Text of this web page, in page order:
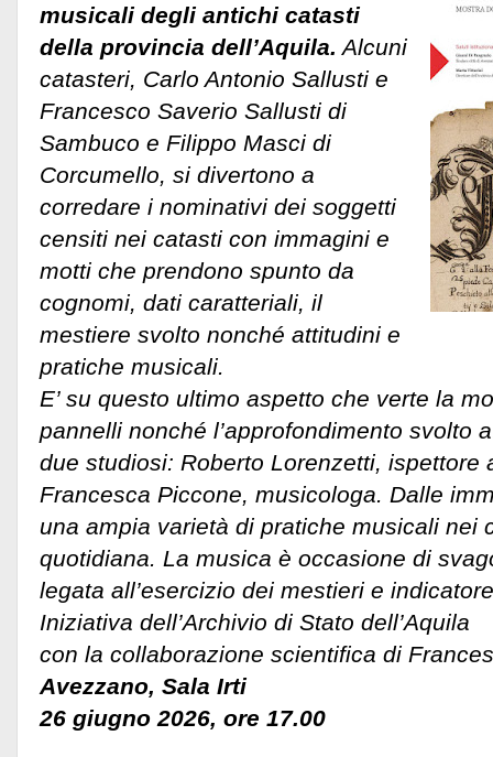
musicali degli antichi catasti
della provincia dell’Aquila. Alcuni
catasteri, Carlo Antonio Sallusti e
Francesco Saverio Sallusti di
Sambuco e Filippo Masci di
Corcumello, si divertono a
corredare i nominativi dei soggetti
censiti nei catasti con immagini e
motti che prendono spunto da
cognomi, dati caratteriali, il
mestiere svolto nonché attitudini e
pratiche musicali.
E’ su questo ultimo aspetto che verte la
pannelli nonché l’approfondimento svolto
due studiosi: Roberto Lorenzetti, ispettore
Francesca Piccone, musicologa. Dalle
una ampia varietà di pratiche musicali nei
quotidiana. La musica è occasione di
legata all’esercizio dei mestieri e
Iniziativa dell’Archivio di Stato dell’Aquila
con la collaborazione scientifica di
Avezzano, Sala Irti
26 giugno 2026, ore 17.00